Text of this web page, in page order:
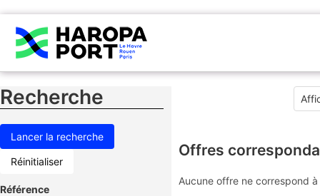
Recherche
Réinitialiser
Référence
Offres
Aucune offre ne correspond